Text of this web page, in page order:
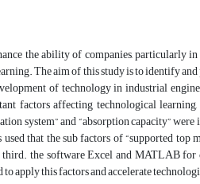
the ability of companies, particularly
The aim of this study is to identify
of technology in industrial
factors affecting technological
system” and “absorption capacity”
that the sub factors of “supported top
the software Excel and MATLAB for
to apply this factors and accelerate